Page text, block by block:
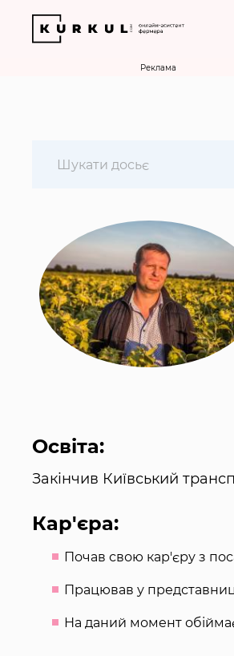
Реклама
Освіта:
Закінчив Київський
Кар'єра:
Почав свою кар'єру з
Працював у
На даний момент